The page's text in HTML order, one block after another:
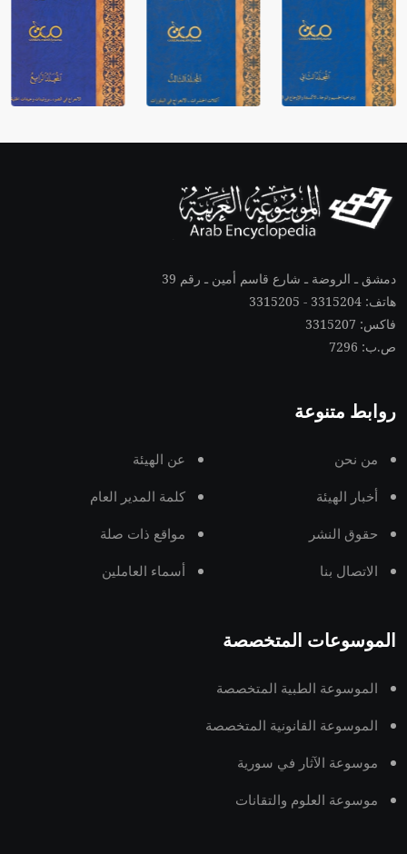
دمشق ـ الروضة ـ شارع قاسم أمين ـ رقم 39
هاتف: 3315204 - 3315205
فاكس: 3315207
ص.ب: 7296
روابط متنوعة
من نحن عن الهيئة
أخبار الهيئة كلمة المدير العام
حقوق النشر مواقع ذات صلة
الاتصال بنا أسماء العاملين
الموسوعات المتخصصة
الموسوعة الطبية المتخصصة
الموسوعة القانونية المتخصصة
موسوعة الآثار في سورية
موسوعة العلوم والتقانات